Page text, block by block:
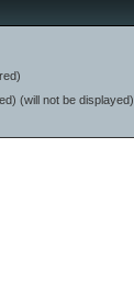
(will not be displayed)